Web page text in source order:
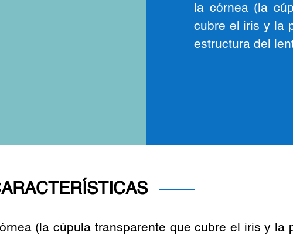
la córnea (la
cubre el iris y la
estructura del
(la cúpula transparente que cubre el iris y la